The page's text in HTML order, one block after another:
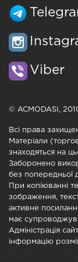
Viber
© ACMODASI,
Всі права
Матеріали
знаходяться на
Заборонено
без попередньої
При копіюванні
зображення,
активне
має
Адміністрація
інформацію